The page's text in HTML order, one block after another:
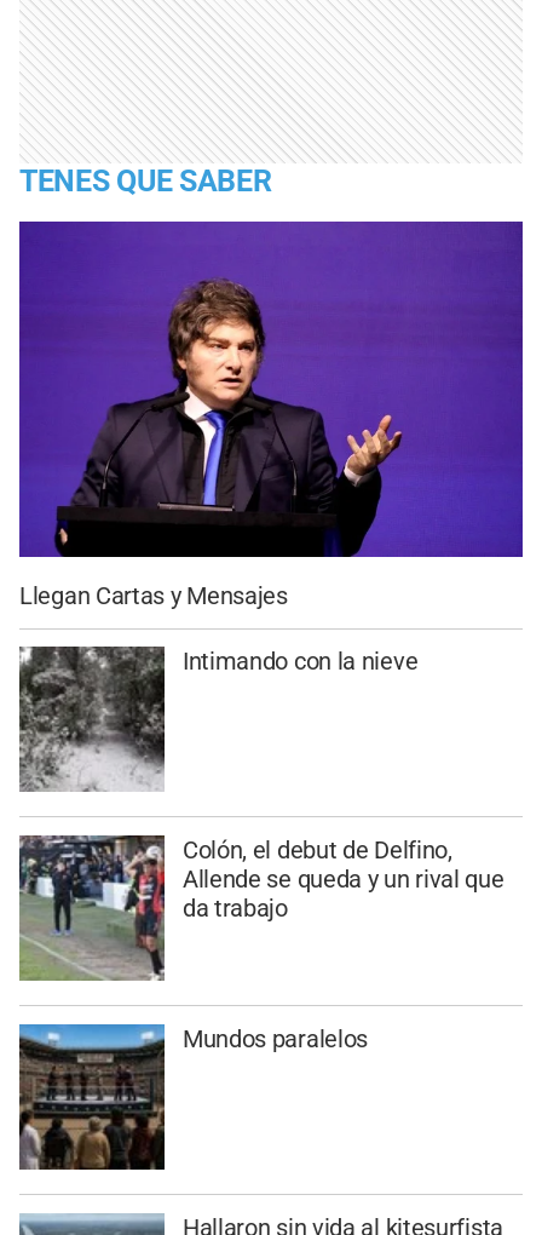
TENES QUE SABER
Llegan Cartas y Mensajes
Intimando con la nieve
Colón, el debut de Delfino,
Allende se queda y un rival que
da trabajo
Mundos paralelos
Hallaron sin vida al kitesurfista